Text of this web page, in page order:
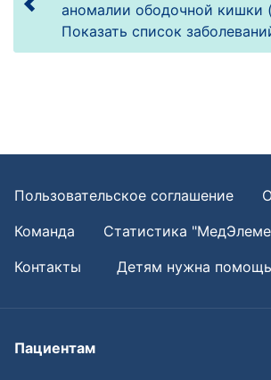
аномалии ободочной кишки
Показать список
Пользовательское соглашение
Команда
Статистика
Контакты
Детям нужна
Пациентам